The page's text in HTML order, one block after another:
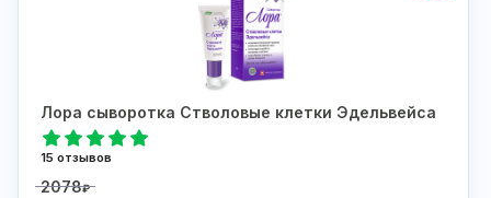
Лора сыворотка Стволовые клетки Эдельвейса
15 отзывов
2078₽